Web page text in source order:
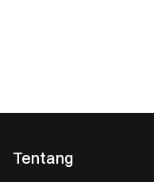
Tentang